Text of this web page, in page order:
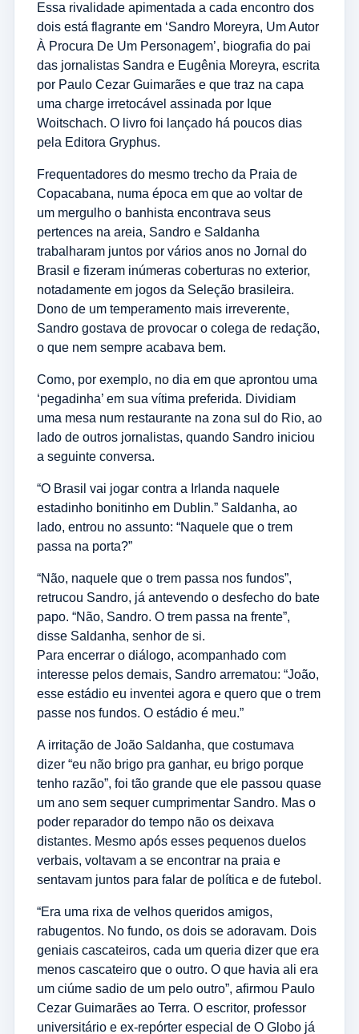
Essa rivalidade apimentada a cada encontro dos
dois está flagrante em ‘Sandro Moreyra, Um Autor
À Procura De Um Personagem’, biografia do pai
das jornalistas Sandra e Eugênia Moreyra, escrita
por Paulo Cezar Guimarães e que traz na capa
uma charge irretocável assinada por Ique
Woitschach. O livro foi lançado há poucos dias
pela Editora Gryphus.
Frequentadores do mesmo trecho da Praia de
Copacabana, numa época em que ao voltar de
um mergulho o banhista encontrava seus
pertences na areia, Sandro e Saldanha
trabalharam juntos por vários anos no Jornal do
Brasil e fizeram inúmeras coberturas no exterior,
notadamente em jogos da Seleção brasileira.
Dono de um temperamento mais irreverente,
Sandro gostava de provocar o colega de redação,
o que nem sempre acabava bem.
Como, por exemplo, no dia em que aprontou uma
‘pegadinha’ em sua vítima preferida. Dividiam
uma mesa num restaurante na zona sul do Rio, ao
lado de outros jornalistas, quando Sandro iniciou
a seguinte conversa.
“O Brasil vai jogar contra a Irlanda naquele
estadinho bonitinho em Dublin.” Saldanha, ao
lado, entrou no assunto: “Naquele que o trem
passa na porta?”
“Não, naquele que o trem passa nos fundos”,
retrucou Sandro, já antevendo o desfecho do bate
papo. “Não, Sandro. O trem passa na frente”,
disse Saldanha, senhor de si.
Para encerrar o diálogo, acompanhado com
interesse pelos demais, Sandro arrematou: “João,
esse estádio eu inventei agora e quero que o trem
passe nos fundos. O estádio é meu.”
A irritação de João Saldanha, que costumava
dizer “eu não brigo pra ganhar, eu brigo porque
tenho razão”, foi tão grande que ele passou quase
um ano sem sequer cumprimentar Sandro. Mas o
poder reparador do tempo não os deixava
distantes. Mesmo após esses pequenos duelos
verbais, voltavam a se encontrar na praia e
sentavam juntos para falar de política e de futebol.
“Era uma rixa de velhos queridos amigos,
rabugentos. No fundo, os dois se adoravam. Dois
geniais cascateiros, cada um queria dizer que era
menos cascateiro que o outro. O que havia ali era
um ciúme sadio de um pelo outro”, afirmou Paulo
Cezar Guimarães ao Terra. O escritor, professor
universitário e ex-repórter especial de O Globo já